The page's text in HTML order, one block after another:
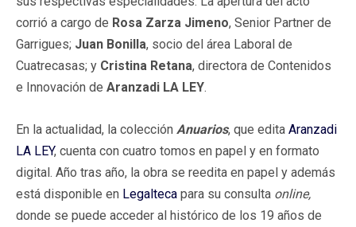
corrió a cargo de Rosa Zarza Jimeno, Senior Partner de
Garrigues; Juan Bonilla, socio del área Laboral de
Cuatrecasas; y Cristina Retana, directora de Contenidos
e Innovación de Aranzadi LA LEY.
En la actualidad, la colección Anuarios, que edita Aranzadi
LA LEY, cuenta con cuatro tomos en papel y en formato
digital. Año tras año, la obra se reedita en papel y además
está disponible en Legalteca para su consulta online,
donde se puede acceder al histórico de los 19 años de